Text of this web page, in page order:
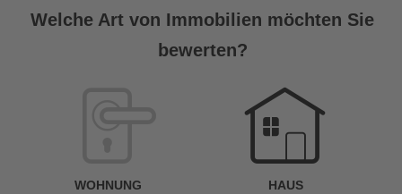
Welche Art von Immobilien möchten Sie
bewerten?
WOHNUNG HAUS